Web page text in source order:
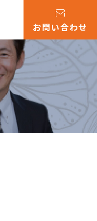
お問い合わせ